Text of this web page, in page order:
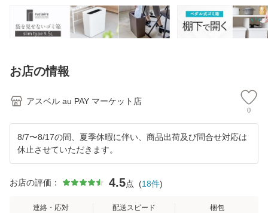
子 抗菌 高め 洗い
やすい S35
グ プッシュ ごみ箱
ス リビング ペダル
大
ゴ
お店の情報
アスベル au PAY マーケット店
0
8/7〜8/17の間、夏季休暇に伴い、商品出荷及び問合せ対応は
休止させていただきます。
お店の評価： 4.5点 (18件)
連絡・応対 配送スピード 梱包